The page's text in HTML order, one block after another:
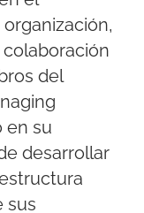
del
en su
desarrollar
sus